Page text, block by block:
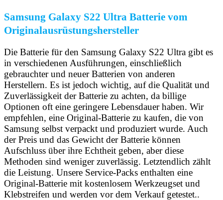
Samsung Galaxy S22 Ultra Batterie vom
Originalausrüstungshersteller
Die Batterie für den Samsung Galaxy S22 Ultra gibt es
in verschiedenen Ausführungen, einschließlich
gebrauchter und neuer Batterien von anderen
Herstellern. Es ist jedoch wichtig, auf die Qualität und
Zuverlässigkeit der Batterie zu achten, da billige
Optionen oft eine geringere Lebensdauer haben. Wir
empfehlen, eine Original-Batterie zu kaufen, die von
Samsung selbst verpackt und produziert wurde. Auch
der Preis und das Gewicht der Batterie können
Aufschluss über ihre Echtheit geben, aber diese
Methoden sind weniger zuverlässig. Letztendlich zählt
die Leistung. Unsere Service-Packs enthalten eine
Original-Batterie mit kostenlosem Werkzeugset und
Klebstreifen und werden vor dem Verkauf getestet..